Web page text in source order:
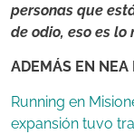
personas que
de odio, eso es
ADEMÁS EN NEA
Running en
expansión tuvo